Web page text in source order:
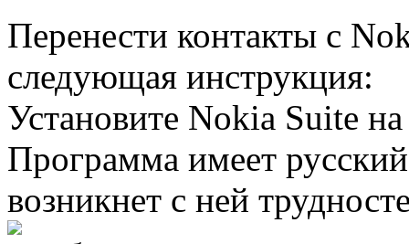
Перенести контакты с
следующая инструкция:
Установите Nokia Suite
Программа имеет
возникнет с ней